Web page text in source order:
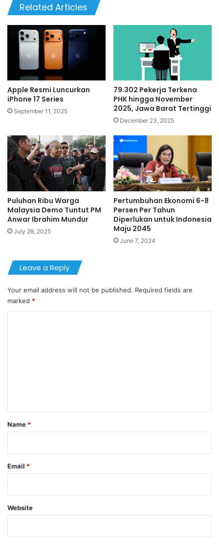
Related Articles
Apple Resmi Luncurkan
iPhone 17 Series
September 11, 2025
79.302 Pekerja Terkena
PHK hingga November
2025, Jawa Barat Tertinggi
December 23, 2025
Puluhan Ribu Warga
Malaysia Demo Tuntut PM
Anwar Ibrahim Mundur
July 28, 2025
Pertumbuhan Ekonomi 6-8
Persen Per Tahun
Diperlukan untuk Indonesia
Maju 2045
June 7, 2024
Leave a Reply
Your email address will not be published. Required fields are
marked *
*
Name *
Email *
Website